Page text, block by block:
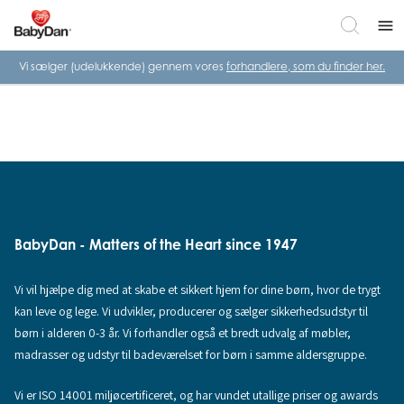
menu
Vi sælger (udelukkende) gennem vores forhandlere, som du finder her.
BabyDan - Matters of the Heart since 1947
Vi vil hjælpe dig med at skabe et sikkert hjem for dine børn, hvor de trygt
kan leve og lege. Vi udvikler, producerer og sælger sikkerhedsudstyr til
børn i alderen 0-3 år. Vi forhandler også et bredt udvalg af møbler,
madrasser og udstyr til badeværelset for børn i samme aldersgruppe.
Vi er ISO 14001 miljøcertificeret, og har vundet utallige priser og awards